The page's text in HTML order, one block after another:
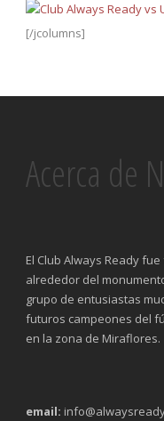
[/jcolumns]
Acerca de
El Club Always Ready
alrededor del
grupo de entusiastas
futuros campeones del
en la zona de Miraflores.
email: